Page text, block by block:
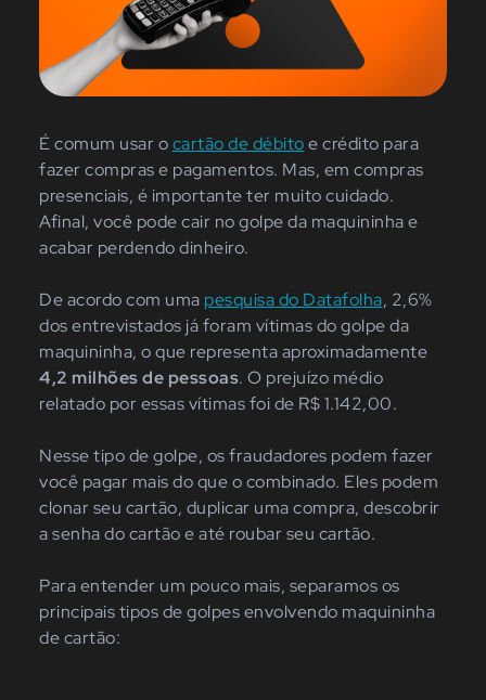
É comum usar ocartão de débitoe crédito para
fazer compras e pagamentos. Mas, em compras
presenciais, é importante ter muito cuidado.
Afinal, você pode cair no golpe da maquininha e
acabar perdendo dinheiro.
De acordo com uma pesquisa do Datafolha, 2,6%
dos entrevistados já foram vítimas do golpe da
maquininha, o que representa aproximadamente
4,2 milhões de pessoas. O prejuízo médio
relatado por essas vítimas foi de R$ 1.142,00.
Nesse tipo de golpe, os fraudadores podem fazer
você pagar mais do que o combinado. Eles podem
clonar seu cartão, duplicar uma compra, descobrir
a senha do cartão e até roubar seu cartão.
Para entender um pouco mais, separamos os
principais tipos de golpes envolvendo maquininha
de cartão: